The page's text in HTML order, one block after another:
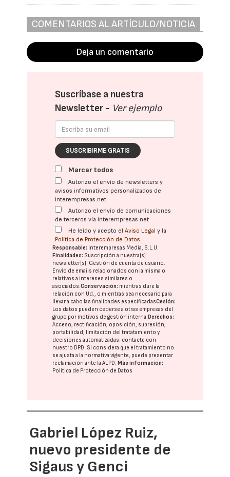
COMENTARIOS AL ARTÍCULO/NOTICIA
Deja un comentario
Suscríbase a nuestra
Newsletter - Ver ejemplo
SUSCRIBIRME GRATIS
Marcar todos
Autorizo el envío de newsletters y
avisos informativos personalizados de
interempresas.net
Autorizo el envío de comunicaciones
de terceros vía interempresas.net
He leído y acepto elAviso Legal y la
Política de Protección de Datos
Responsable: Interempresas Media, S.L.U.
Finalidades: Suscripción a nuestra(s)
newsletter(s). Gestión de cuenta de usuario.
Envío de emails relacionados con la misma o
relativos a intereses similares o
asociados.Conservación: mientras dure la
relación con Ud., o mientras sea necesario para
llevar a cabo las finalidades especificadasCesión:
Los datos pueden cederse a otras empresas del
grupo por motivos de gestión interna. Derechos:
Acceso, rectificación, oposición, supresión,
portabilidad, limitación del tratatamiento y
decisiones automatizadas: contacte con
nuestro DPD. Si considera que el tratamiento no
se ajusta a la normativa vigente, puede presentar
reclamación ante laAEPD. Más información:
Política de Protección de Datos
Gabriel López Ruiz,
nuevo presidente de
Sigaus y Genci